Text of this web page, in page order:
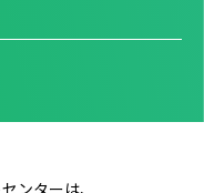
ンターは、